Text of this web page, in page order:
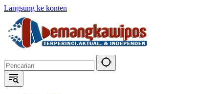
Langsung ke konten